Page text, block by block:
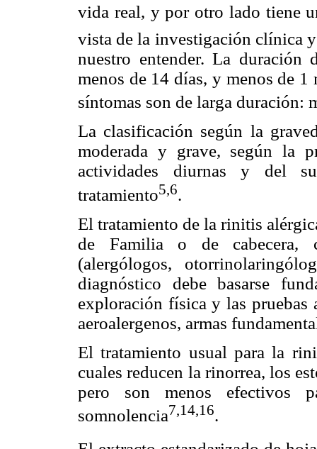
vida real, y por otro lado tiene
vista de la investigación clínica
nuestro entender. La duración
menos de 14 días, y menos de 1
síntomas son de larga duración:
La clasificación según la
moderada y grave, según la
actividades diurnas y del
tratamiento5,6.
El tratamiento de la rinitis
de Familia o de cabecera,
(alergólogos,
diagnóstico debe basarse
exploración física y las pruebas
aeroalergenos, armas
El tratamiento usual para la
cuales reducen la rinorrea, los
pero son menos efectivos
somnolencia7,14,16.